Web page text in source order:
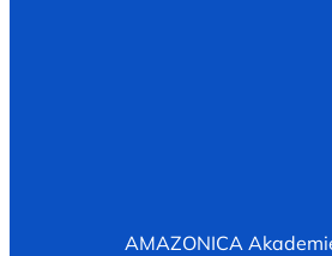
AMAZONICA